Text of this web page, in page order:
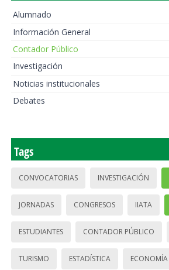
Alumnado
Información General
Contador Público
Investigación
Noticias institucionales
Debates
Tags
CONVOCATORIAS INVESTIGACIÓN
JORNADAS CONGRESOS IIATA
ESTUDIANTES CONTADOR PÚBLICO
TURISMO ESTADÍSTICA ECONOMÍA